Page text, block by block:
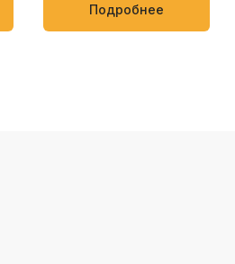
полотенца, салфетки,
пищевые и бытовые
Подробнее